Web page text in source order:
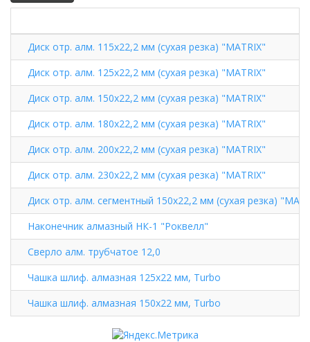
Диск отр. алм. 115х22,2 мм (сухая резка) "MATRIX"
Диск отр. алм. 125х22,2 мм (сухая резка) "MATRIX"
Диск отр. алм. 150х22,2 мм (сухая резка) "MATRIX"
Диск отр. алм. 180х22,2 мм (сухая резка) "MATRIX"
Диск отр. алм. 200х22,2 мм (сухая резка) "MATRIX"
Диск отр. алм. 230х22,2 мм (сухая резка) "MATRIX"
Диск отр. алм. сегментный 150х22,2 мм (сухая резка)
Наконечник алмазный НК-1 "Роквелл"
Сверло алм. трубчатое 12,0
Чашка шлиф. алмазная 125х22 мм, Turbo
Чашка шлиф. алмазная 150х22 мм, Turbo